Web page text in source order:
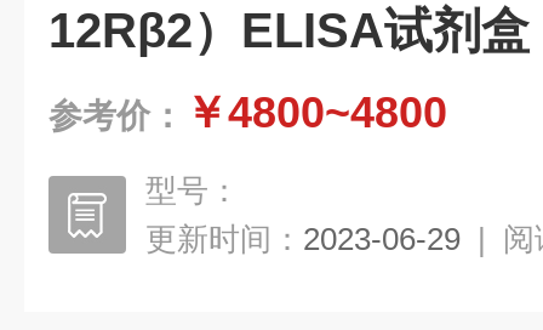
12Rβ2）ELISA试剂盒
参考价： ￥4800~4800
型号：
更新时间： 2023-06-29 | 阅